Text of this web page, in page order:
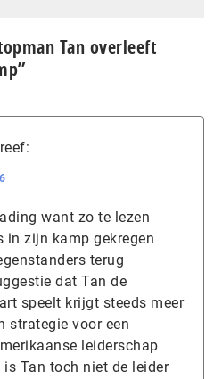
Tan overleeft
want zo te lezen
in zijn kamp gekregen
terug
dat Tan de
speelt krijgt steeds meer
strategie voor een
leiderschap
Tan toch niet de leider